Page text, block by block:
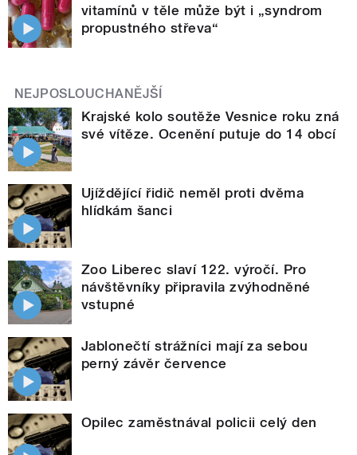
vitamínů v těle může být i „syndrom
propustného střeva“
NEJPOSLOUCHANĚJŠÍ
Krajské kolo soutěže Vesnice roku zná
své vítěze. Ocenění putuje do 14 obcí
Ujíždějící řidič neměl proti dvěma
hlídkám šanci
Zoo Liberec slaví 122. výročí. Pro
návštěvníky připravila zvýhodněné
vstupné
Jablonečtí strážníci mají za sebou
perný závěr července
Opilec zaměstnával policii celý den